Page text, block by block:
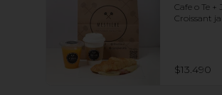
Cafe o Te
Croissant
$13.490